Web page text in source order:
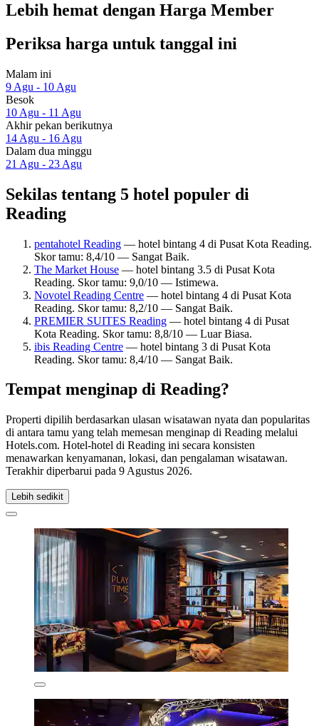
Lebih hemat dengan Harga Member
Periksa harga untuk tanggal ini
Malam ini
9 Agu - 10 Agu
Besok
10 Agu - 11 Agu
Akhir pekan berikutnya
14 Agu - 16 Agu
Dalam dua minggu
21 Agu - 23 Agu
Sekilas tentang 5 hotel populer di
Reading
pentahotel Reading — hotel bintang 4 di Pusat Kota Reading.
Skor tamu: 8,4/10 — Sangat Baik.
The Market House — hotel bintang 3.5 di Pusat Kota
Reading. Skor tamu: 9,0/10 — Istimewa.
Novotel Reading Centre — hotel bintang 4 di Pusat Kota
Reading. Skor tamu: 8,2/10 — Sangat Baik.
PREMIER SUITES Reading — hotel bintang 4 di Pusat
Kota Reading. Skor tamu: 8,8/10 — Luar Biasa.
ibis Reading Centre — hotel bintang 3 di Pusat Kota
Reading. Skor tamu: 8,4/10 — Sangat Baik.
Tempat menginap di Reading?
Properti dipilih berdasarkan ulasan wisatawan nyata dan popularitas
di antara tamu yang telah memesan menginap di Reading melalui
Hotels.com. Hotel-hotel di Reading ini secara konsisten
menawarkan kenyamanan, lokasi, dan pengalaman wisatawan.
Terakhir diperbarui pada 9 Agustus 2026.
Lebih sedikit